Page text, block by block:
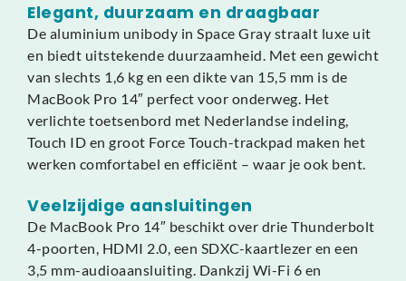
Elegant, duurzaam en draagbaar
De aluminium unibody in Space Gray straalt luxe uit
en biedt uitstekende duurzaamheid. Met een gewicht
van slechts 1,6 kg en een dikte van 15,5 mm is de
MacBook Pro 14″ perfect voor onderweg. Het
verlichte toetsenbord met Nederlandse indeling,
Touch ID en groot Force Touch-trackpad maken het
werken comfortabel en efficiënt – waar je ook bent.
Veelzijdige aansluitingen
De MacBook Pro 14″ beschikt over drie Thunderbolt
4-poorten, HDMI 2.0, een SDXC-kaartlezer en een
3,5 mm-audioaansluiting. Dankzij Wi-Fi 6 en